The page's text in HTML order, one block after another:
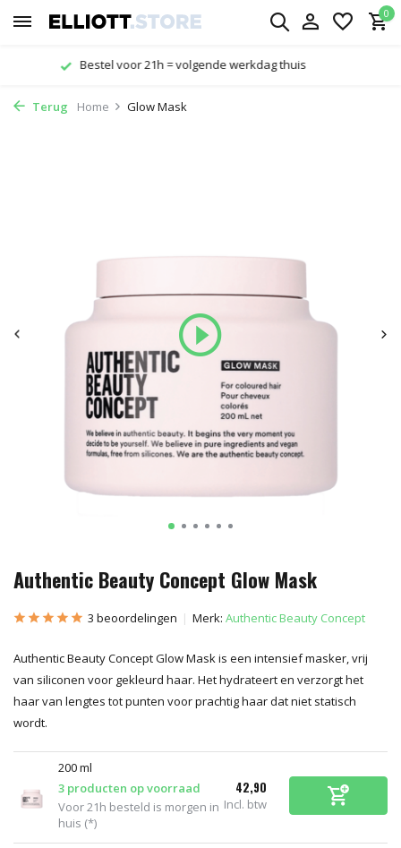
0
Gratis verzending vanaf € 29,-
Terug Home Glow Mask
Authentic Beauty Concept Glow Mask
3 beoordelingen Merk: Authentic Beauty Concept
Authentic Beauty Concept Glow Mask is een intensief masker, vrij
van siliconen voor gekleurd haar. Het hydrateert en verzorgt het
haar van lengtes tot punten voor prachtig haar dat niet statisch
wordt.
200 ml
3 producten op voorraad
Voor 21h besteld is morgen in
huis (*)
42,90
Incl. btw